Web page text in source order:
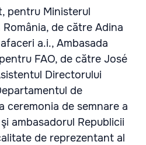
pentru Ministerul
de către Adina
a.i., Ambasada
FAO, de către José
Directorului
de
ceremonia de semnare a
ambasadorul Republicii
de reprezentant al